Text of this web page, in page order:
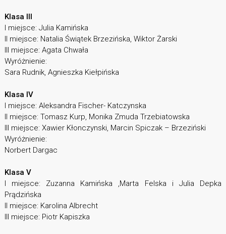
Klasa III
I miejsce: Julia Kamińska
II miejsce: Natalia Świątek Brzezińska, Wiktor Żarski
III miejsce: Agata Chwała
Wyróżnienie:
Sara Rudnik, Agnieszka Kiełpińska
Klasa IV
I miejsce: Aleksandra Fischer- Katczynska
II miejsce: Tomasz Kurp, Monika Zmuda Trzebiatowska
III miejsce: Xawier Kłonczynski, Marcin Spiczak – Brzeziński
Wyróżnienie:
Norbert Dargac
Klasa V
I miejsce: Zuzanna Kamińska ,Marta Felska i Julia Depka
Prądzińska
II miejsce: Karolina Albrecht
III miejsce: Piotr Kapiszka